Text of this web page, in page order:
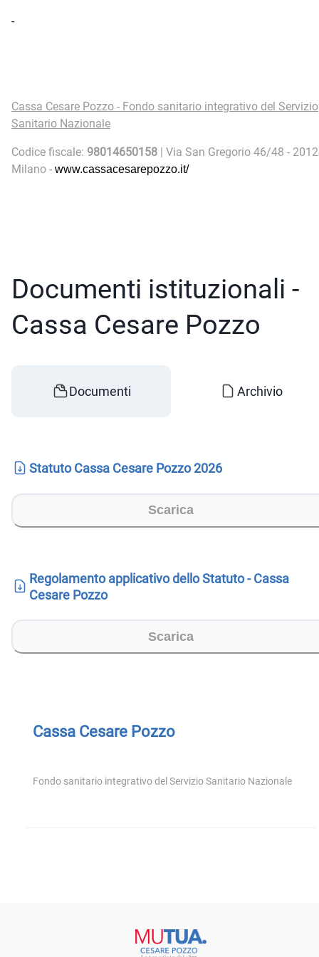
Cassa Cesare Pozzo
Fondo sanitario integrativo del Servizio Sanitario Nazionale
-
Cassa Cesare Pozzo - Fondo sanitario integrativo del Servizio
Sanitario Nazionale
Codice fiscale: 98014650158 | Via San Gregorio 46/48 -
Milano - www.cassacesarepozzo.it/
Documenti istituzionali -
Cassa Cesare Pozzo
Documenti Archivio
Statuto Cassa Cesare Pozzo 2026
Scarica
Regolamento applicativo dello Statuto - Cassa
Cesare Pozzo
Scarica